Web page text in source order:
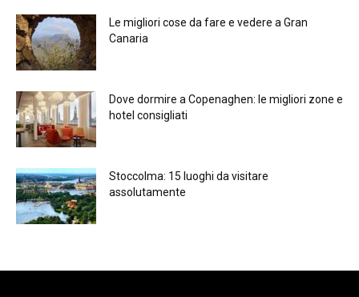
Le migliori cose da fare e vedere a Gran
Canaria
Dove dormire a Copenaghen: le migliori zone e
hotel consigliati
Stoccolma: 15 luoghi da visitare
assolutamente